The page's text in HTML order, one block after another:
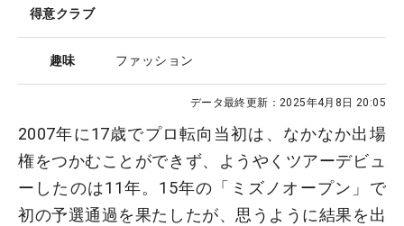
得意クラブ
趣味 ファッション
データ最終更新： 2025年4月8日 20:05
2007年に17歳でプロ転向当初は、なかなか出場
権をつかむことができず、ようやくツアーデビュ
ーしたのは11年。15年の「ミズノオープン」で
初の予選通過を果たしたが、思うように結果を出